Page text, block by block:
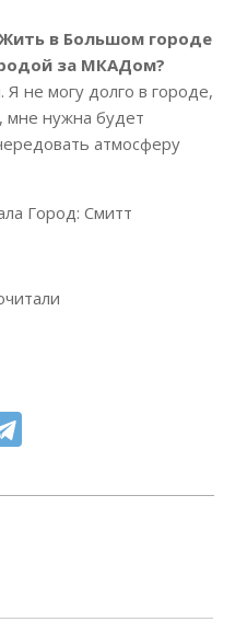
в Большом городе
за МКАДом?
не могу долго в городе,
мне нужна будет
атмосферу
Город: Смитт